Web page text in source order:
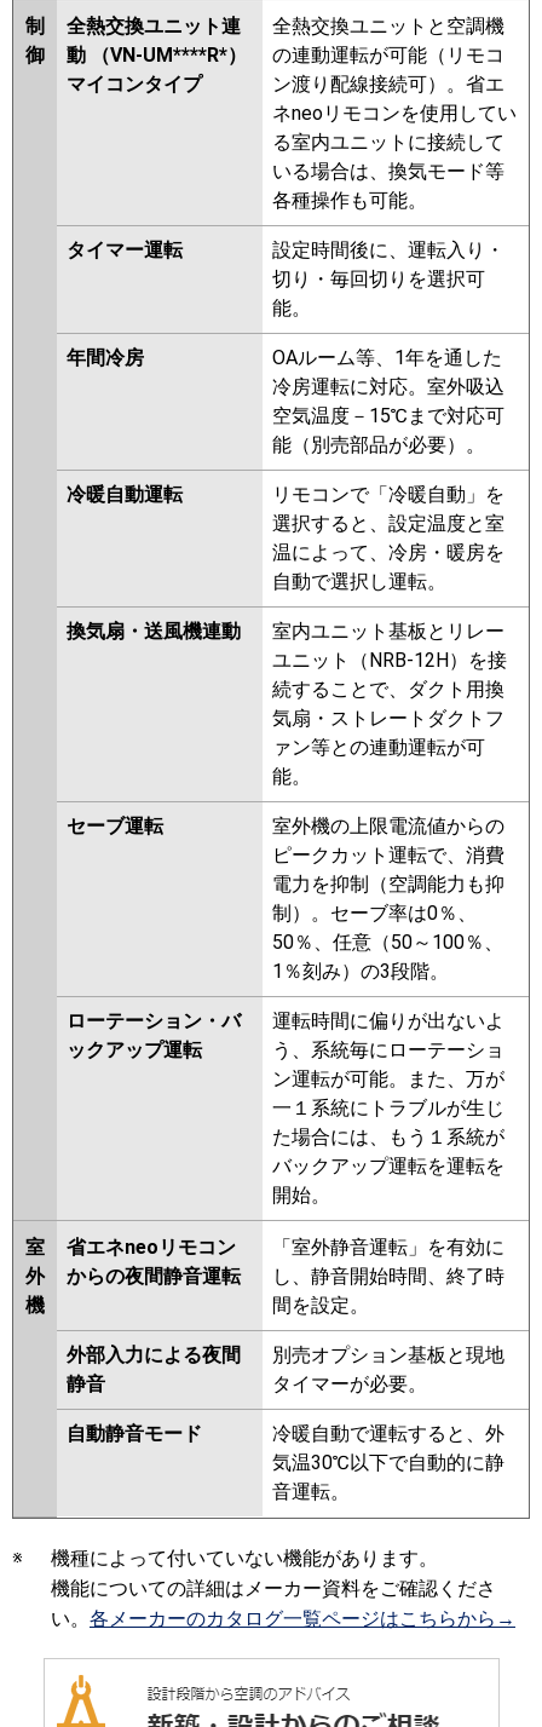
制
御
全熱交換ユニット連
動 （VN-UM****R*）
マイコンタイプ
全熱交換ユニットと空調機
の連動運転が可能（リモコ
ン渡り配線接続可）。省エ
ネneoリモコンを使用してい
る室内ユニットに接続して
いる場合は、換気モード等
各種操作も可能。
タイマー運転
設定時間後に、運転入り・
切り・毎回切りを選択可
能。
年間冷房
OAルーム等、1年を通した
冷房運転に対応。室外吸込
空気温度－15℃まで対応可
能（別売部品が必要）。
冷暖自動運転
リモコンで「冷暖自動」を
選択すると、設定温度と室
温によって、冷房・暖房を
自動で選択し運転。
換気扇・送風機連動
室内ユニット基板とリレー
ユニット（NRB-12H）を接
続することで、ダクト用換
気扇・ストレートダクトフ
ァン等との連動運転が可
能。
セーブ運転
室外機の上限電流値からの
ピークカット運転で、消費
電力を抑制（空調能力も抑
制）。セーブ率は0％、
50％、任意（50～100％、
1％刻み）の3段階。
ローテーション・バ
ックアップ運転
運転時間に偏りが出ないよ
う、系統毎にローテーショ
ン運転が可能。また、万が
一１系統にトラブルが生じ
た場合には、もう１系統が
バックアップ運転を運転を
開始。
室
外
機
省エネneoリモコン
からの夜間静音運転
「室外静音運転」を有効に
し、静音開始時間、終了時
間を設定。
外部入力による夜間
静音
別売オプション基板と現地
タイマーが必要。
自動静音モード
冷暖自動で運転すると、外
気温30℃以下で自動的に静
音運転。
※
機種によって付いていない機能があります。
機能についての詳細はメーカー資料をご確認くださ
い。 各メーカーのカタログ一覧ページはこちらから→